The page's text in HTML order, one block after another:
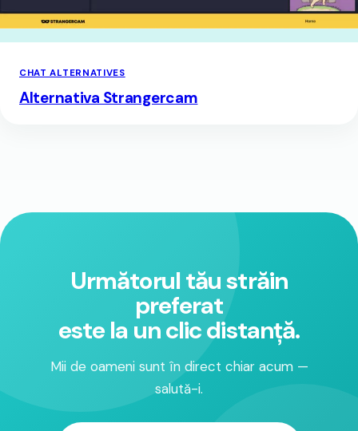
CHAT ALTERNATIVES
Alternativa Strangercam
Următorul tău străin
preferat
este la un clic distanță.
Mii de oameni sunt în direct chiar acum —
salută-i.